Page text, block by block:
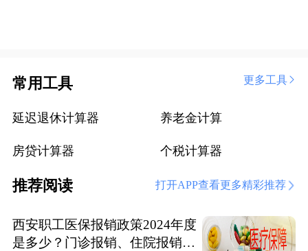
常用工具 更多工具
延迟退休计算器 养老金计算
房贷计算器 个税计算器
推荐阅读 打开APP查看更多精彩推荐
西安职工医保报销政策2024年度
是多少？门诊报销、住院报销政